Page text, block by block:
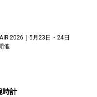
2026｜5月23日・24日
催
時計